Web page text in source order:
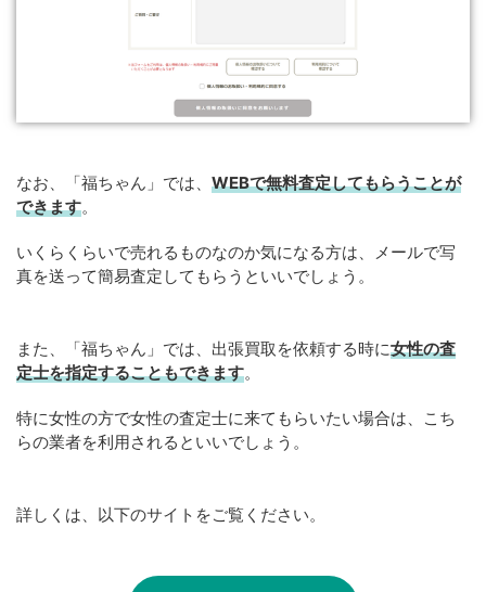
なお、「福ちゃん」では、 WEBで無料査定してもらうことが
できます。
いくらくらいで売れるものなのか気になる方は、メールで写
真を送って簡易査定してもらうといいでしょう。
また、「福ちゃん」では、出張買取を依頼する時に女性の査
定士を指定することもできます。
特に女性の方で女性の査定士に来てもらいたい場合は、こち
らの業者を利用されるといいでしょう。
詳しくは、以下のサイトをご覧ください。